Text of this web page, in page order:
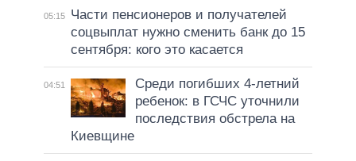
05:15
Части пенсионеров и получателей
соцвыплат нужно сменить банк до 15
сентября: кого это касается
04:51
Среди погибших 4-летний
ребенок: в ГСЧС уточнили
последствия обстрела на
Киевщине